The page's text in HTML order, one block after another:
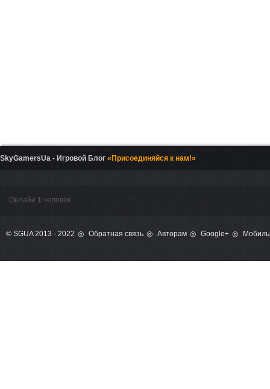
SkyGamersUa - Игровой Блог «Присоединяйся к нам!»
Онлайн 1 человек
© SGUA 2013 - 2022 Обратная связь Авторам Google+